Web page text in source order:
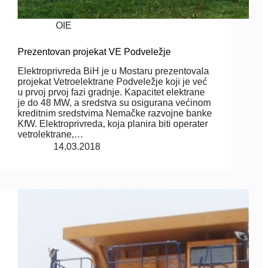
OIE
Prezentovan projekat VE Podveležje
Elektroprivreda BiH je u Mostaru prezentovala
projekat Vetroelektrane Podveležje koji je već
u prvoj prvoj fazi gradnje. Kapacitet elektrane
je do 48 MW, a sredstva su osigurana većinom
kreditnim sredstvima Nemačke razvojne banke
KfW. Elektroprivreda, koja planira biti operater
vetrolektrane,…
14.03.2018